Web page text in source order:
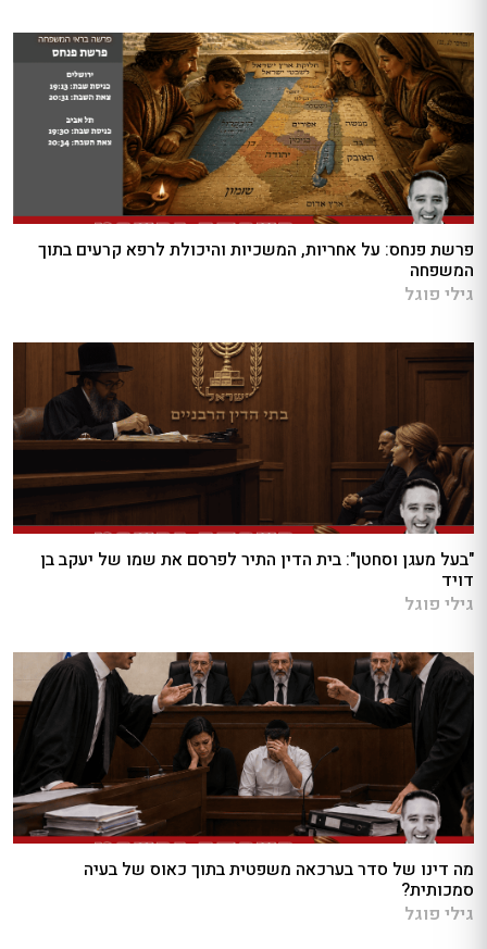
פרשת פנחס: על אחריות, המשכיות והיכולת לרפא קרעים בתוך
המשפחה
גילי פוגל
"בעל מעגן וסחטן": בית הדין התיר לפרסם את שמו של יעקב בן
דויד
גילי פוגל
מה דינו של סדר בערכאה משפטית בתוך כאוס של בעיה
סמכותית?
גילי פוגל